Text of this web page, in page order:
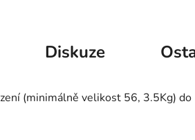
Diskuze
(minimálně velikost 56, 3.5Kg)